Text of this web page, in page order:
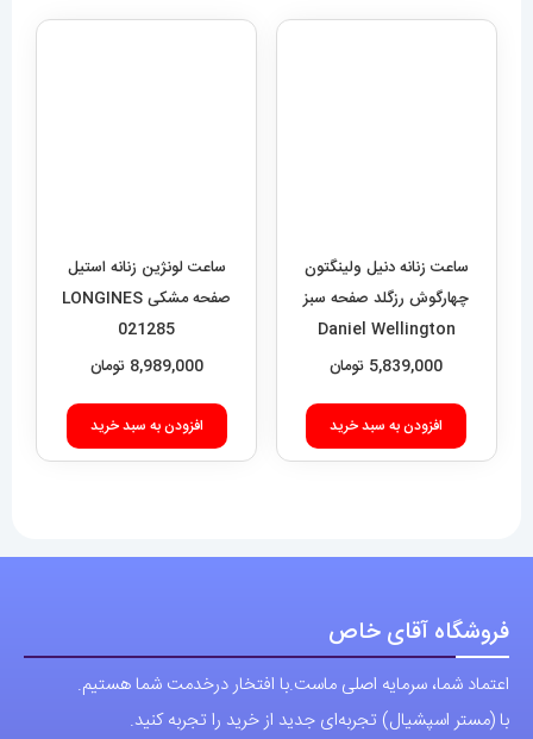
11,700,000 تومان
دارای
ممکن
است
محصول
انتخاب
ساعت زنانه دنیل ولینگتون
چهارگوش رزگلد صفحه سبز
Daniel Wellington
Quadro 421
5,839,000تومان
افزودن به سبد خرید
ساعت لونژین زنانه استیل
صفحه مشکی LONGINES
021285
8,989,000تومان
افزودن به سبد خرید
فروشگاه آقای خاص
اعتماد شما، سرمایه اصلی ماست.با افتخار درخدمت شما هستیم.